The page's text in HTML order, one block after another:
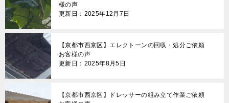
様の声
更新日：2025年12月7日
【京都市西京区】エレクトーンの回収・処分ご依頼
お客様の声
更新日：2025年8月5日
【京都市西京区】ドレッサーの組み立て作業ご依頼